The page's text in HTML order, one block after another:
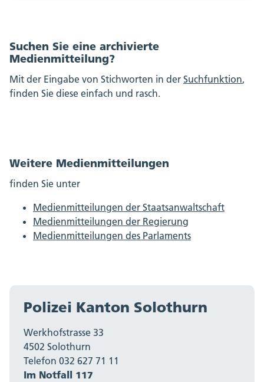
Suchen Sie eine archivierte
Medienmitteilung?
Mit der Eingabe von Stichworten in der Suchfunktion,
finden Sie diese einfach und rasch.
Weitere Medienmitteilungen
finden Sie unter
Medienmitteilungen der Staatsanwaltschaft
Medienmitteilungen der Regierung
Medienmitteilungen des Parlaments
Polizei Kanton Solothurn
Werkhofstrasse 33
4502 Solothurn
Telefon 032 627 71 11
Im Notfall 117